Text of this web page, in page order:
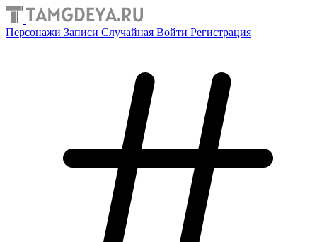
Персонажи Записи Случайная Войти Регистрация